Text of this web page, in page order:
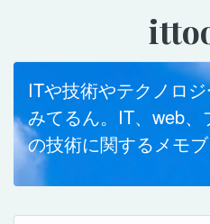
ITや技術やテクノロ
みてるん。IT、web
の技術に関するメモブ